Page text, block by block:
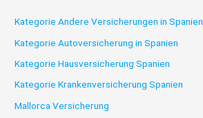
Kategorie Andere Versicherungen in Spanien
Kategorie Autoversicherung in Spanien
Kategorie Hausversicherung Spanien
Kategorie Krankenversicherung Spanien
Mallorca Versicherung